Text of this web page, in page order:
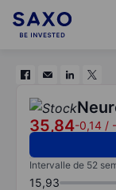
35,84-0,14 /
Intervalle de 52
15,93